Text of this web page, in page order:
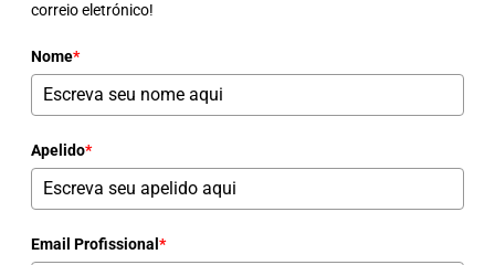
correio eletrónico!
Nome*
Apelido*
Email Profissional *